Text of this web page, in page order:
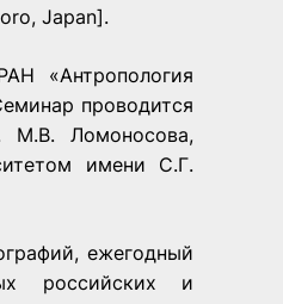
Japan].
«Антропология
проводится
М.В. Ломоносова,
имени С.Г.
ежегодный
российских и